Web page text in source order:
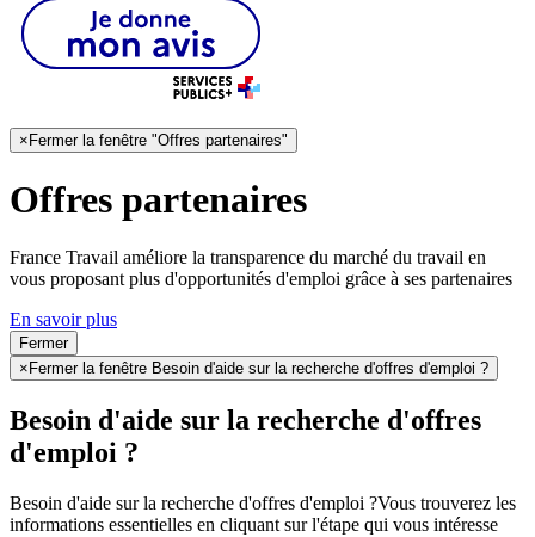
×Fermer la fenêtre "Offres partenaires"
Offres partenaires
France Travail améliore la transparence du marché du travail en
vous proposant plus d'opportunités d'emploi grâce à ses partenaires
En savoir plus
Fermer
× Fermer la fenêtre Besoin d'aide sur la recherche d'offres d'emploi ?
Besoin d'aide sur la recherche d'offres
d'emploi ?
Besoin d'aide sur la recherche d'offres d'emploi ?Vous trouverez les
informations essentielles en cliquant sur l'étape qui vous intéresse